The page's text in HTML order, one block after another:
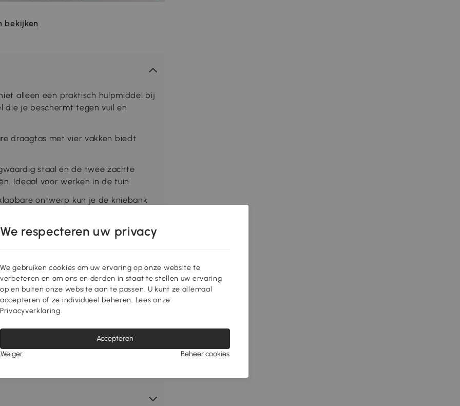
bekijken
alleen een praktisch hulpmiddel bij
die je beschermt tegen vuil en
draagtas met vier vakken biedt
staal en de twee zachte
Ideaal voor werken in de tuin
ontwerp kun je de kniebank
x 27 b x 13,5 h cm. Draagvermogen:
335
We respecteren uw privacy
We gebruiken cookies om uw ervaring op onze website te
verbeteren en om ons en derden in staat te stellen uw ervaring
op en buiten onze website aan te passen. U kunt ze allemaal
accepteren of ze individueel beheren. Lees onze
Privacyverklaring.
Accepteren
Weiger
Beheer cookies